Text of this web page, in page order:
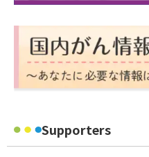
Supporters